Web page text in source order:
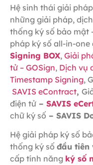
Hệ sinh thái giải
những giải pháp,
thống ký số bảo mật
pháp ký số all-in-
Signing BOX, Giải
tử – GOSign, Dịch vụ
Timestamp Signing,
SAVIS eContract,
điện tử – SAVIS
chữ ký số – SAVIS
Hệ giải pháp ký số
thống ký số đầu tiên
cấp tính năng ký số